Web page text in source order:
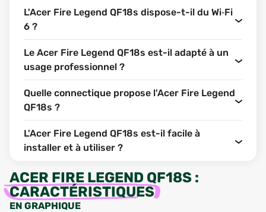
L'Acer Fire Legend QF18s dispose-t-il du Wi‑Fi
6 ?
Le Acer Fire Legend QF18s est-il adapté à un
usage professionnel ?
Quelle connectique propose l'Acer Fire Legend
QF18s ?
L'Acer Fire Legend QF18s est-il facile à
installer et à utiliser ?
ACER FIRE LEGEND QF18S :
CARACTÉRISTIQUES
EN GRAPHIQUE